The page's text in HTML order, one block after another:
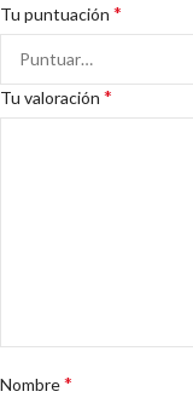
Tu puntuación *
Tu valoración *
Nombre*